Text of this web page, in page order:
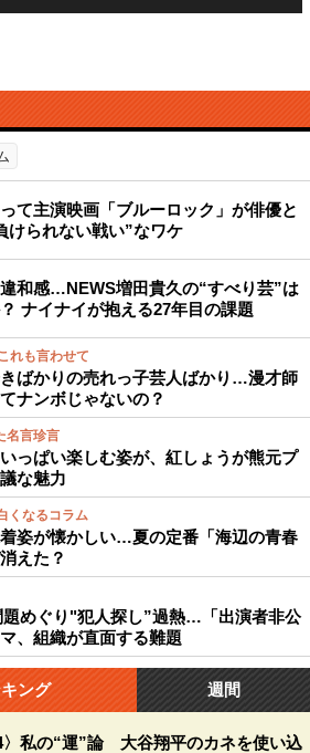
て主演映画「ブルーロック」が俳優と
けられない戦い”なワケ
違和感…NEWS増田貴久の“すべり芸”は
ナイナイが抱える27年目の課題
れも言わせて
ばかりの売れっ子芸人ばかり…漫才師
ナンボじゃないの？
名言珍言
っぱい楽しむ姿が、紅しょうが熊元プ
な魅力
くなるコラム
姿が懐かしい…夏の定番「海辺の青春
えた？
題めぐり"犯人探し”過熱…「出演者非公
、組織が直面する難題
ング 週間
〉私の“運”論 大谷翔平のカネを使い込